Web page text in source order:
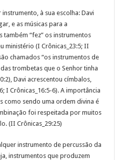
à sua escolha: Davi
e as músicas para a
também “fez” os instrumentos
ministério (I Crônicas_23:5; II
chamados “os instrumentos de
trombetas que o Senhor tinha
Davi acrescentou címbalos,
I Crônicas_16:5-6). A importância
como sendo uma ordem divina é
foi respeitada por muitos
(II Crônicas_29:25)
instrumento de percussão da
instrumentos que produzem